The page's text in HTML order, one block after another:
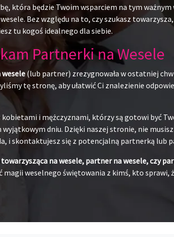
która będzie Twoim wsparciem na tym
Bez względu na to, czy szukasz
tu kogoś idealnego dla siebie.
Partnerki na Wesele
(lub partner) zrezygnowała w ostatniej
tę stronę, aby ułatwić Ci znalezienie
i mężczyznami, którzy są gotowi być
dniu. Dzięki naszej stronie, nie
i skontaktujesz się z potencjalną partnerką lub
na wesele, partner na wesele, czy
weselnego świętowania z kimś, kto sprawi,